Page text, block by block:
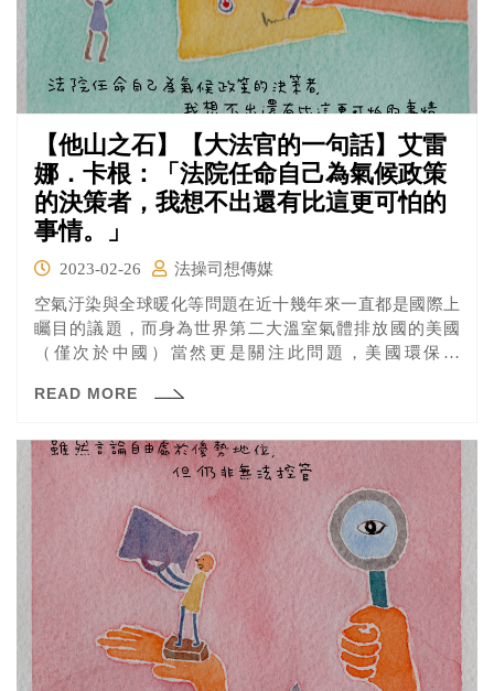
【他山之石】【大法官的一句話】艾雷
娜．卡根：「法院任命自己為氣候政策
的決策者，我想不出還有比這更可怕的
事情。」
2023-02-26
法操司想傳媒
空氣汙染與全球暖化等問題在近十幾年來一直都是國際上
矚目的議題，而身為世界第二大溫室氣體排放國的美國
（僅次於中國）當然更是關注此問題，美國環保署
哮喘發作及過早死亡的問題。 不論是在歐巴馬總統時期通
登總統希望在2030年將碳排放量減少到比2005年還要低上
50%政策，都是打算透過限制各地區發電廠的碳排量、使
用再生能源來達到改善空氣品質的目標。
READ MORE